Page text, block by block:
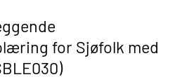
– Refresher
with E-learning
for Sjøfolk med